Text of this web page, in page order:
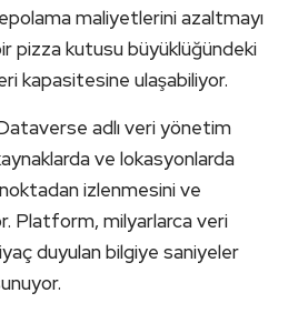
maliyetlerini azaltmayı
pizza kutusu büyüklüğündeki
kapasitesine ulaşabiliyor.
adlı veri yönetim
ve lokasyonlarda
izlenmesini ve
Platform, milyarlarca veri
duyulan bilgiye saniyeler